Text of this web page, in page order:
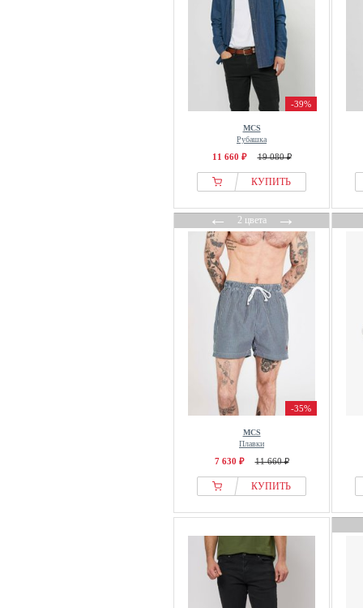
-39%
MCS
Рубашка
11 660 ₽ 19 080 ₽
КУПИТЬ
←2 цвета→
-35%
MCS
Плавки
7 630 ₽ 11 660 ₽
КУПИТЬ